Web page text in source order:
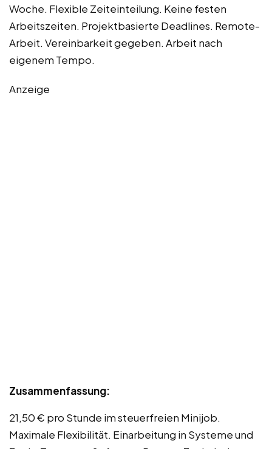
Woche. Flexible Zeiteinteilung. Keine festen
Arbeitszeiten. Projektbasierte Deadlines. Remote-
Arbeit. Vereinbarkeit gegeben. Arbeit nach
eigenem Tempo.
Anzeige
Zusammenfassung:
21,50 € pro Stunde im steuerfreien Minijob.
Maximale Flexibilität. Einarbeitung in Systeme und